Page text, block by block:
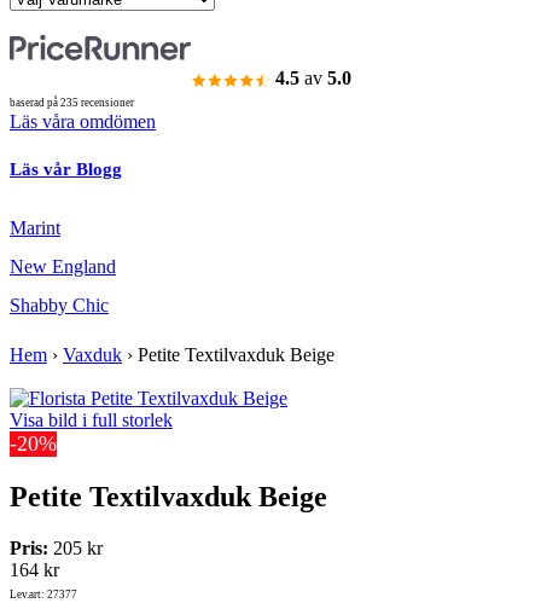
4.5 av 5.0
baserad på 235 recensioner
Läs våra omdömen
Läs vår Blogg
Marint
New England
Shabby Chic
Hem › Vaxduk › Petite Textilvaxduk Beige
Visa bild i full storlek
-20%
Petite Textilvaxduk Beige
Pris: 205 kr
164 kr
Lev.art: 27377